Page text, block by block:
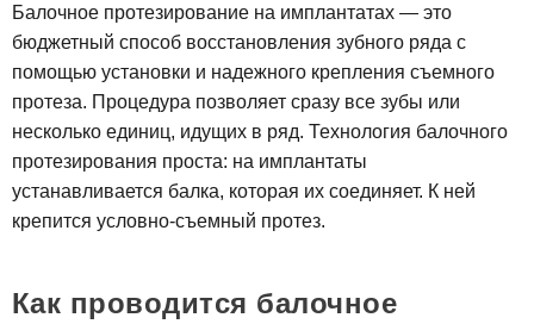
Балочное протезирование на имплантатах — это
бюджетный способ восстановления зубного ряда с
помощью установки и надежного крепления съемного
протеза. Процедура позволяет сразу все зубы или
несколько единиц, идущих в ряд. Технология балочного
протезирования проста: на имплантаты
устанавливается балка, которая их соединяет. К ней
крепится условно-съемный протез.
Как проводится балочное